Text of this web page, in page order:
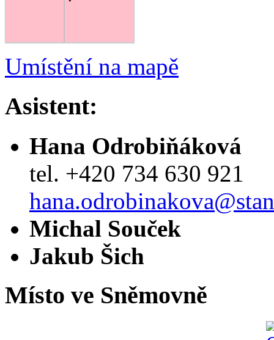
Umístění na mapě
Asistent:
Hana Odrobiňáková
tel. +420 734 630 921
Michal Souček
Jakub Šich
Místo ve Sněmovně